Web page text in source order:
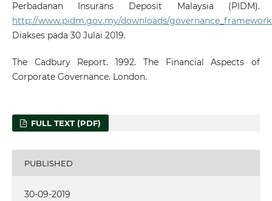
Perbadanan Insurans Deposit Malaysia (PIDM).
http://www.pidm.gov.my/downloads/
Diakses pada 30 Julai 2019.
The Cadbury Report. 1992. The Financial Aspects of
Corporate Governance. London.
FULL TEXT (PDF)
PUBLISHED
30-09-2019